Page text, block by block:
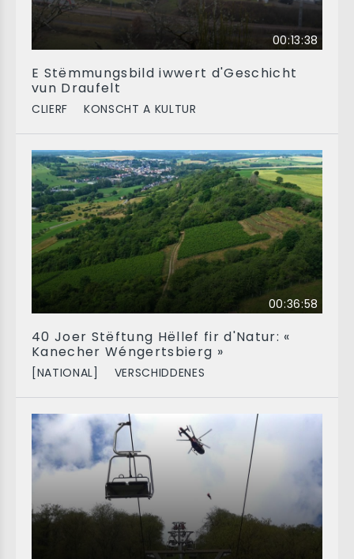
00:13:38
E Stëmmungsbild iwwert d'Geschicht
vun Draufelt
CLIERF KONSCHT A KULTUR
00:36:58
40 Joer Stëftung Hëllef fir d'Natur: «
Kanecher Wéngertsbierg »
[NATIONAL] VERSCHIDDENES